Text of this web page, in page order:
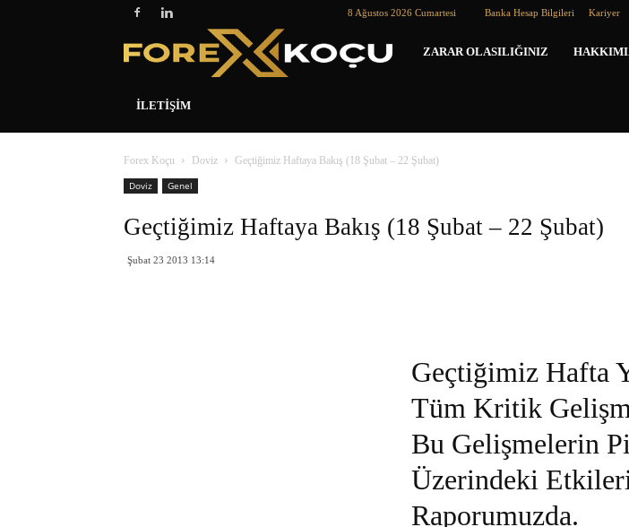
8 Ağustos 2026 Cumartesi Banka Hesap Bilgileri Kariyer
Forex
ZARAR OLASILIĞINIZ
İLETIŞIM
Forex Koçu Doviz
Geçtiğimiz Haftaya Bakış (18 Şubat – 22 Şubat)
Doviz
Genel
Geçtiğimiz Haftaya Bakış (18 Şubat – 22 Şubat)
Şubat 23 2013 13:14
Geçtiğimiz Hafta
Tüm Kritik
Bu Gelişmelerin
Üzerindeki
Raporumuzda.